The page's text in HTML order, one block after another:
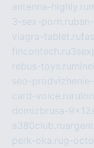
antenna-highly.ru
3-sex-porn.ru
viagra-tablet.ru
fincontech.ru
rebus-toys.ru
seo-
card-voice.ru
domizbrusa-
a380club.ru
perk-oka.rug-